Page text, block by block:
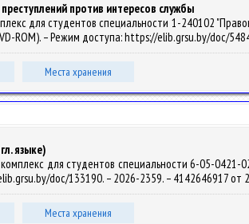
против интересов службы
для студентов специальности 1-240102
ROM). – Режим доступа: https://elib.grsu.by/doc/
Места хранения
языке)
для студентов специальности 6-05-0421-
doc/133190. – 2026-2359. – 4142646917 от
Места хранения